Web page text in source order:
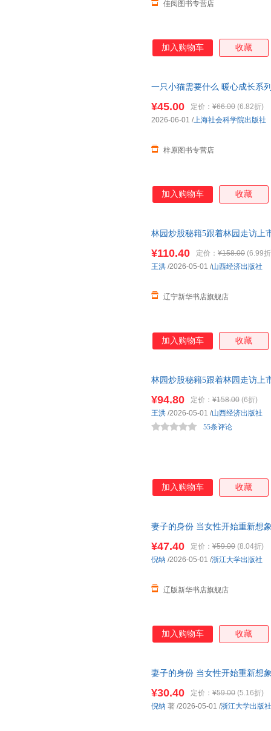
佳阅图书专营店
加入购物车 收藏
一只小猫需要什么 暖心成长系
¥45.00 定价： ¥66.00 (6.82折)
梓原图书专营店
2026-06-01 /上海社会科学院出版社
加入购物车 收藏
林园炒股秘籍5跟着林园走访上
¥110.40 定价： ¥158.00 (6.99
辽宁新华书店旗舰店
王洪 /2026-05-01 /山西经济出版社
加入购物车 收藏
林园炒股秘籍5跟着林园走访上
研秘诀 让你的每一次投资都有
¥94.80 定价： ¥158.00 (6折)
55条评论
王洪 /2026-05-01 /山西经济出版社
加入购物车 收藏
妻子的身份 当女性开始重新想
¥47.40 定价： ¥59.00 (8.04折)
辽版新华书店旗舰店
倪纳 /2026-05-01 /浙江大学出版社
加入购物车 收藏
妻子的身份 当女性开始重新想
货，85%城市次日达，团购优
¥30.40 定价： ¥59.00 (5.16折)
倪纳 著 /2026-05-01 /浙江大学出版社